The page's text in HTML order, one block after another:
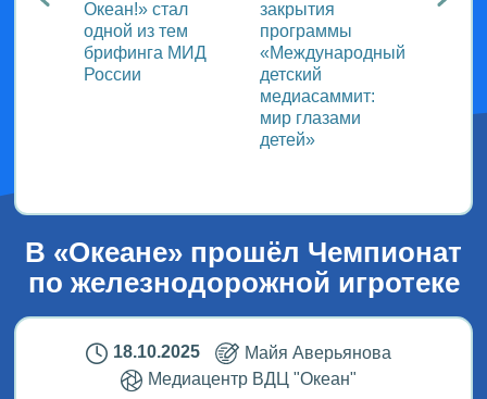
Океан!» стал
одной из тем
брифинга МИД
России
закрытия
программы
«Международный
детский
медиасаммит:
мир глазами
детей»
VIII
В «Океане» прошёл Чемпионат
по железнодорожной игротеке
18.10.2025
Майя Аверьянова
Медиацентр ВДЦ "Океан"